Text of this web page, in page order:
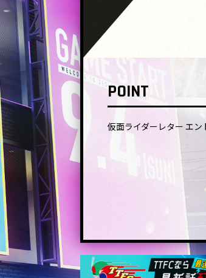
POINT
仮面ライダーレター エン